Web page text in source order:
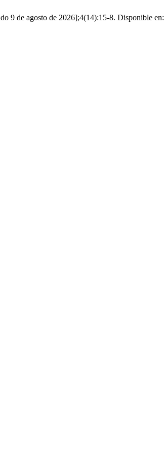
9 de agosto de 2026];4(14):15-8. Disponible en: